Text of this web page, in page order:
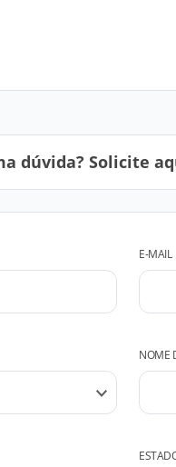
dúvida? Solicite
E-MAIL
NOME